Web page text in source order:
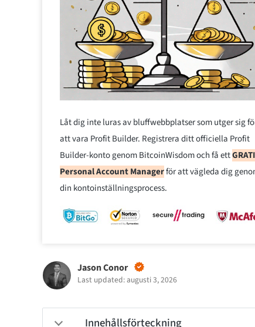
Låt dig inte luras av bluffwebbplatser som utger sig
att vara Profit Builder. Registrera ditt officiella Profit
Builder-konto genom BitcoinWisdom och få ett
Personal Account Managerför att vägleda dig
din kontoinställningsprocess.
Jason Conor
Last updated: augusti 3, 2026
Innehållsförteckning